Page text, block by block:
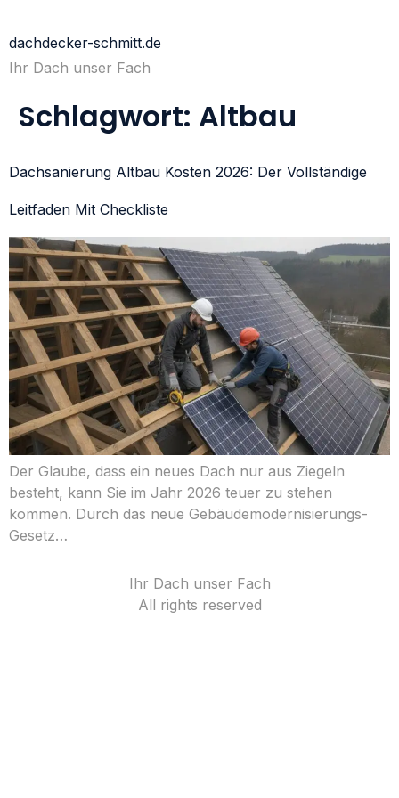
dachdecker-schmitt.de
Ihr Dach unser Fach
Schlagwort: Altbau
Dachsanierung Altbau Kosten 2026: Der Vollständige
Leitfaden Mit Checkliste
Der Glaube, dass ein neues Dach nur aus Ziegeln
besteht, kann Sie im Jahr 2026 teuer zu stehen
kommen. Durch das neue Gebäudemodernisierungs-
Gesetz…
Ihr Dach unser Fach
All rights reserved